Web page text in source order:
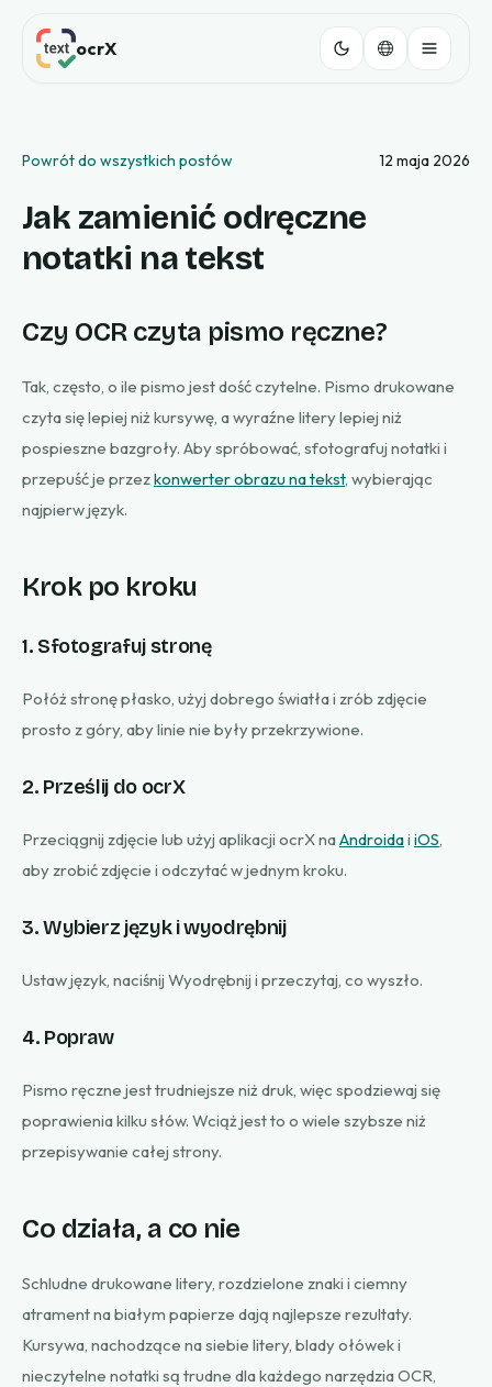
ocrX
Powrót do wszystkich postów 12 maja 2026
Jak zamienić odręczne
notatki na tekst
Czy OCR czyta pismo ręczne?
Tak, często, o ile pismo jest dość czytelne. Pismo drukowane
czyta się lepiej niż kursywę, a wyraźne litery lepiej niż
pospieszne bazgroły. Aby spróbować, sfotografuj notatki i
przepuść je przezkonwerter obrazu na tekst, wybierając
najpierw język.
Krok po kroku
1. Sfotografuj stronę
Połóż stronę płasko, użyj dobrego światła i zrób zdjęcie
prosto z góry, aby linie nie były przekrzywione.
2. Prześlij do ocrX
Przeciągnij zdjęcie lub użyj aplikacji ocrX naAndroidai iOS,
aby zrobić zdjęcie i odczytać w jednym kroku.
3. Wybierz język i wyodrębnij
Ustaw język, naciśnij Wyodrębnij i przeczytaj, co wyszło.
4. Popraw
Pismo ręczne jest trudniejsze niż druk, więc spodziewaj się
poprawienia kilku słów. Wciąż jest to o wiele szybsze niż
przepisywanie całej strony.
Co działa, a co nie
Schludne drukowane litery, rozdzielone znaki i ciemny
atrament na białym papierze dają najlepsze rezultaty.
Kursywa, nachodzące na siebie litery, blady ołówek i
nieczytelne notatki są trudne dla każdego narzędzia OCR,